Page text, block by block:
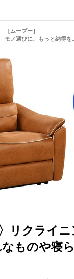
［ムーブー］
モノ選びに、もっと納得を。
リクライ
ものや寝